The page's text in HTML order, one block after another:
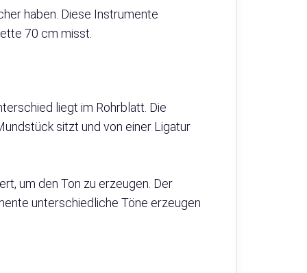
haben. Diese Instrumente
70 cm misst.
liegt im Rohrblatt. Die
sitzt und von einer Ligatur
um den Ton zu erzeugen. Der
unterschiedliche Töne erzeugen